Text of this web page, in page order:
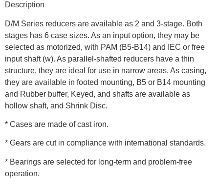
Description
D/M Series reducers are available as 2 and 3-stage. Both
stages has 6 case sizes. As an input option, they may be
selected as motorized, with PAM (B5-B14) and IEC or free
input shaft (w). As parallel-shafted reducers have a thin
structure, they are ideal for use in narrow areas. As casing,
they are available in footed mounting, B5 or B14 mounting
and Rubber buffer, Keyed, and shafts are available as
hollow shaft, and Shrink Disc.
* Cases are made of cast iron.
* Gears are cut in compliance with international standards.
* Bearings are selected for long-term and problem-free
operation.